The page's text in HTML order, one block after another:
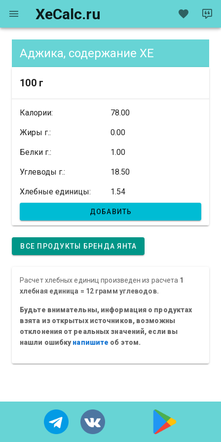
XeCalc.ru
Аджика, содержание XE
100 г
Калории: 78.00
Жиры г.: 0.00
Белки г.: 1.00
Углеводы г.: 18.50
Хлебные единицы: 1.54
ДОБАВИТЬ
ВСЕ ПРОДУКТЫ БРЕНДА ЯНТА
Расчет хлебных единиц произведен из расчета 1
хлебная единица = 12 грамм углеводов.
Будьте внимательны, информация о продуктах
взята из открытых источников, возможны
отклонения от реальных значений, если вы
нашли ошибкунапишите об этом.